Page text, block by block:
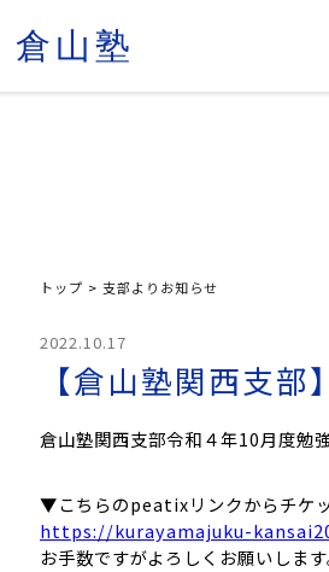
倉山塾
トップ > 支部よりお知らせ
2022.10.17
【倉山塾関西支
倉山塾関西支部令和４年10月度勉
▼こちらのpeatixリンクからチケッ
https://kurayamajuku-
お手数ですがよろしくお願いします